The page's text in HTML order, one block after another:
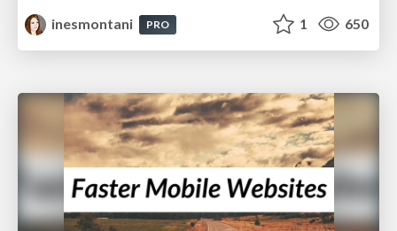
inesmontani
PRO 1 650